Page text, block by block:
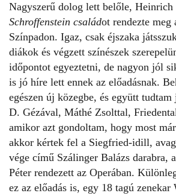
Nagyszerű dolog lett belőle,
Schroffenstein családot rendezte meg
Színpadon. Igaz, csak éjszaka
diákok és végzett színészek
időpontot egyeztetni, de nagyon jól
is jó híre lett ennek az előadásnak.
egészen új közegbe, és együtt tudtam
D. Gézával, Máthé Zsolttal,
amikor azt gondoltam, hogy most
akkor kértek fel a Siegfried-idill,
vége című Szálinger Balázs
Péter rendezett az Operában.
ez az előadás is, egy 18 tagú zenekar